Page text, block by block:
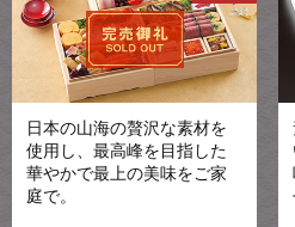
日本の山海の贅沢な素材を
使用し、最高峰を目指した
華やかで最上の美味をご家
庭で。